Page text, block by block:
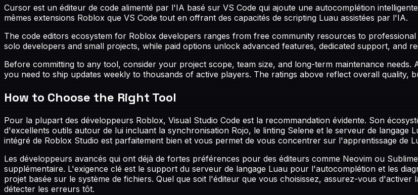
Cursor est un éditeur de code alimenté par l'IA basé sur VS Code qui ajoute une autocomplétion
mêmes extensions Roblox que VS Code tout en offrant des capacités de scripting Luau assistées par l'IA.
The code editors ecosystem for Roblox developers ranges from free community resources to
solo developers and small projects, while paid options unlock advanced features, dedicated support, and
Before committing to any tool, consider your project scope, team size, and long-term maintenance
you need to ship updates weekly to thousands of active players. The ratings above reflect overall quality,
How to Choose the Right Tool
Pour la plupart des développeurs Roblox, Visual Studio Code est la recommandation évidente. Son
d'excellents outils autour de lui incluant la synchronisation Rojo, le linting Selene et le serveur de langage
intégré de Roblox Studio est parfaitement bien et vous permet de vous concentrer sur l'apprentissage de
Les développeurs avancés qui ont déjà de fortes préférences pour des éditeurs comme Neovim ou
supplémentaire. L'exigence clé est le support du serveur de langage Luau pour l'autocomplétion et les
projet basée sur le système de fichiers. Quel que soit l'éditeur que vous choisissez, assurez-vous
détecter les erreurs tôt.